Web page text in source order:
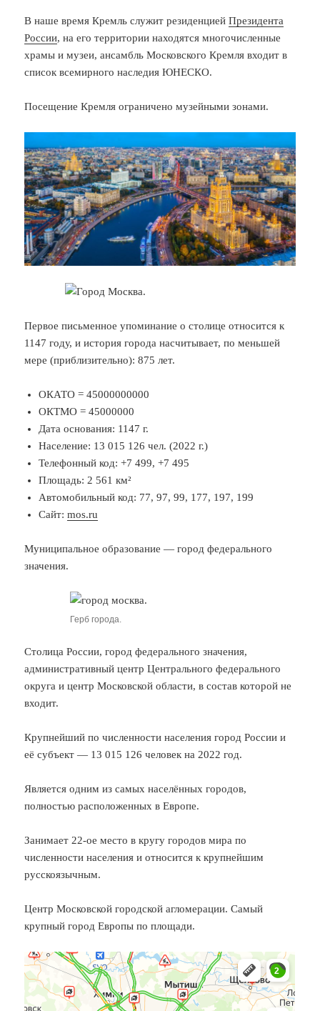
В наше время Кремль служит резиденциейПрезидента
России, на его территории находятся многочисленные
храмы и музеи, ансамбль Московского Кремля входит в
список всемирного наследия ЮНЕСКО.
Посещение Кремля ограничено музейными зонами.
Первое письменное упоминание о столице относится к
1147 году, и история города насчитывает, по меньшей
мере (приблизительно): 875 лет.
ОКАТО = 45000000000
ОКТМО = 45000000
Дата основания: 1147 г.
Население: 13 015 126 чел. (2022 г.)
Телефонный код: +7 499, +7 495
Площадь: 2 561 км²
Автомобильный код: 77, 97, 99, 177, 197, 199
Сайт:mos.ru
Муниципальное образование — город федерального
значения.
Герб города.
Столица России, город федерального значения,
административный центр Центрального федерального
округа и центр Московской области, в состав которой не
входит.
Крупнейший по численности населения город России и
её субъект — 13 015 126 человек на 2022 год.
Является одним из самых населённых городов,
полностью расположенных в Европе.
Занимает 22-ое место в кругу городов мира по
численности населения и относится к крупнейшим
русскоязычным.
Центр Московской городской агломерации. Самый
крупный город Европы по площади.
Яндекс Карты
Москва — Яндекс Карты